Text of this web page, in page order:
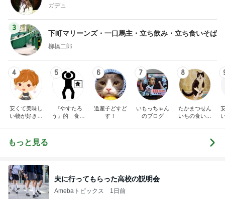
ガデュ
3
下町マリーンズ・一口馬主・立ち飲み・立ち食いそば
柳橋二郎
4
安くて美味し
い物が好き☆
5
『やすたろ
う』的 食の
6
道産子どすど
す！
7
いもっちゃん
のブログ
8
たかまつせん
いちの食い散
もっと見る
夫に行ってもらった高校の説明会
Amebaトピックス 1日前